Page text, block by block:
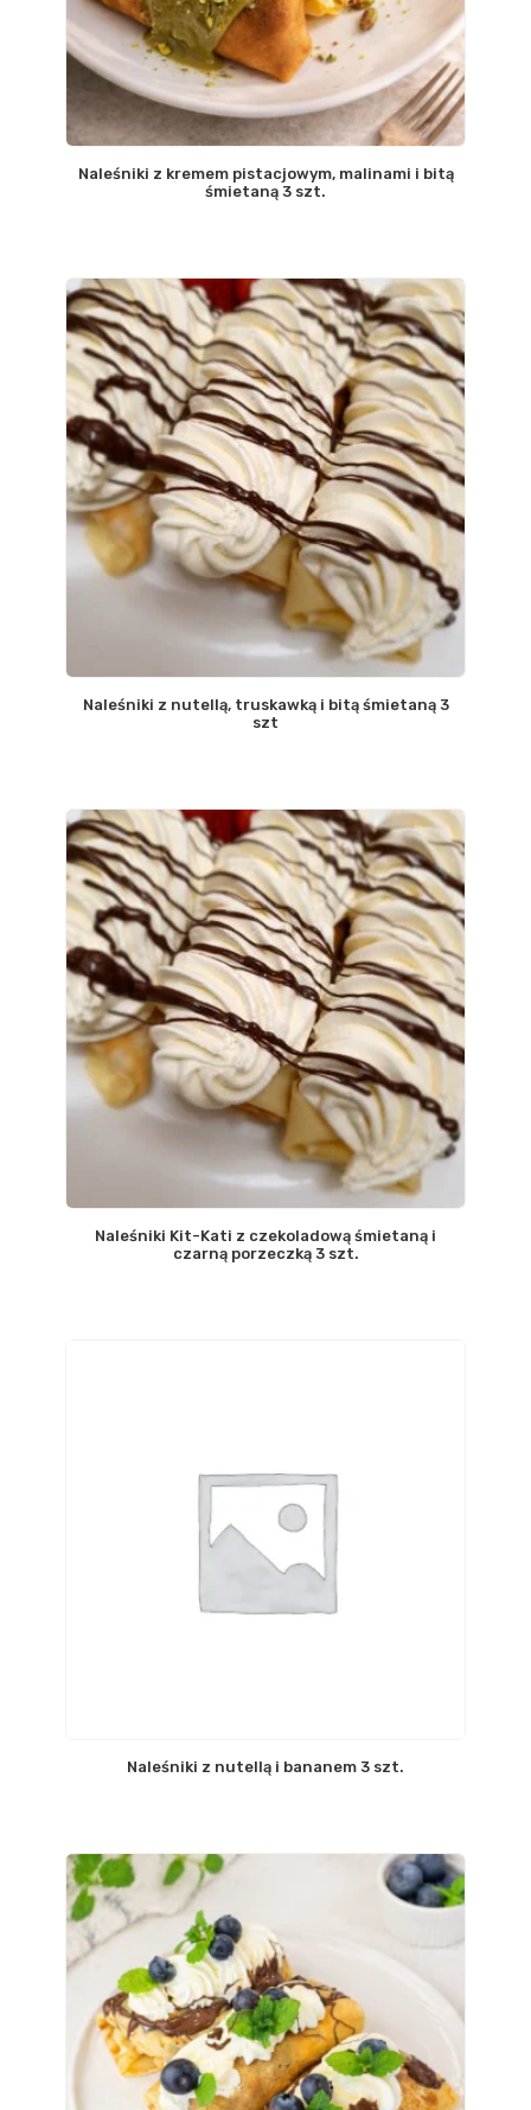
Naleśniki z kremem pistacjowym, malinami i bitą
śmietaną 3 szt.
Naleśniki z nutellą, truskawką i bitą śmietaną 3
szt
Naleśniki Kit-Kati z czekoladową śmietaną i
czarną porzeczką 3 szt.
Naleśniki z nutellą i bananem 3 szt.